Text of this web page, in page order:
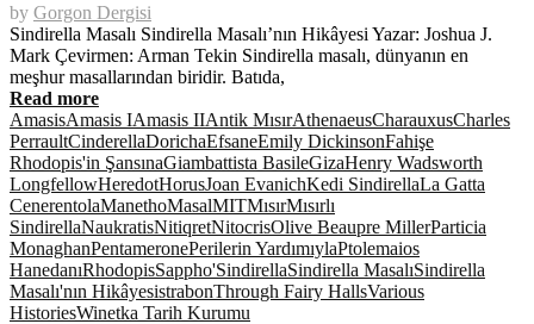
by Gorgon Dergisi
Sindirella Masalı Sindirella Masalı’nın Hikâyesi Yazar: Joshua J.
Mark Çevirmen: Arman Tekin Sindirella masalı, dünyanın en
meşhur masallarından biridir. Batıda,
Read more
AmasisAmasis IAmasis IIAntik MısırAthenaeusCharauxusCharles
PerraultCinderellaDorichaEfsaneEmily DickinsonFahişe
Rhodopis'in ŞansınaGiambattista BasileGizaHenry Wadsworth
LongfellowHeredotHorusJoan EvanichKedi SindirellaLa Gatta
CenerentolaManethoMasalMITMısırMısırlı
SindirellaNaukratisNitiqretNitocrisOlive Beaupre MillerParticia
MonaghanPentameronePerilerin YardımıylaPtolemaios
HanedanıRhodopisSappho'SindirellaSindirella MasalıSindirella
Masalı'nın HikâyesistrabonThrough Fairy HallsVarious
HistoriesWinetka Tarih Kurumu